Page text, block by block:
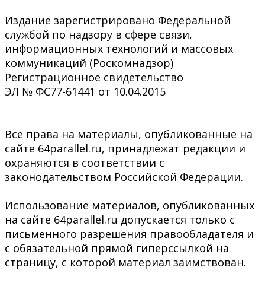
Издание зарегистрировано Федеральной
службой по надзору в сфере связи,
информационных технологий и массовых
коммуникаций (Роскомнадзор)
Регистрационное свидетельство
ЭЛ № ФС77-61441 от 10.04.2015
Все права на материалы, опубликованные на
сайте 64parallel.ru, принадлежат редакции и
охраняются в соответствии с
законодательством Российской Федерации.
Использование материалов, опубликованных
на сайте 64parallel.ru допускается только с
письменного разрешения правообладателя и
с обязательной прямой гиперссылкой на
страницу, с которой материал заимствован.